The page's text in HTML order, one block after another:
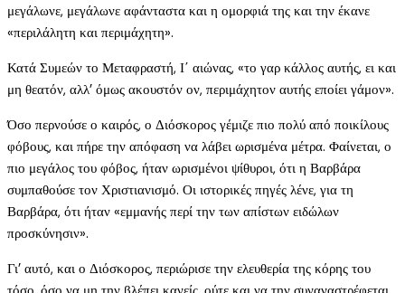
μεγάλωνε, μεγάλωνε αφάνταστα και η ομορφιά της και την έκανε
«περιλάλητη και περιμάχητη».
Κατά Συμεών το Μεταφραστή, Ι΄ αιώνας, «το γαρ κάλλος αυτής, ει και
μη θεατόν, αλλ’ όμως ακουστόν ον, περιμάχητον αυτής εποίει γάμον».
Όσο περνούσε ο καιρός, ο Διόσκορος γέμιζε πιο πολύ από ποικίλους
φόβους, και πήρε την απόφαση να λάβει ωρισμένα μέτρα. Φαίνεται, ο
πιο μεγάλος του φόβος, ήταν ωρισμένοι ψίθυροι, ότι η Βαρβάρα
συμπαθούσε τον Χριστιανισμό. Οι ιστορικές πηγές λένε, για τη
Βαρβάρα, ότι ήταν «εμμανής περί την των απίστων ειδώλων
προσκύνησιν».
Γι’ αυτό, και ο Διόσκορος, περιώρισε την ελευθερία της κόρης του